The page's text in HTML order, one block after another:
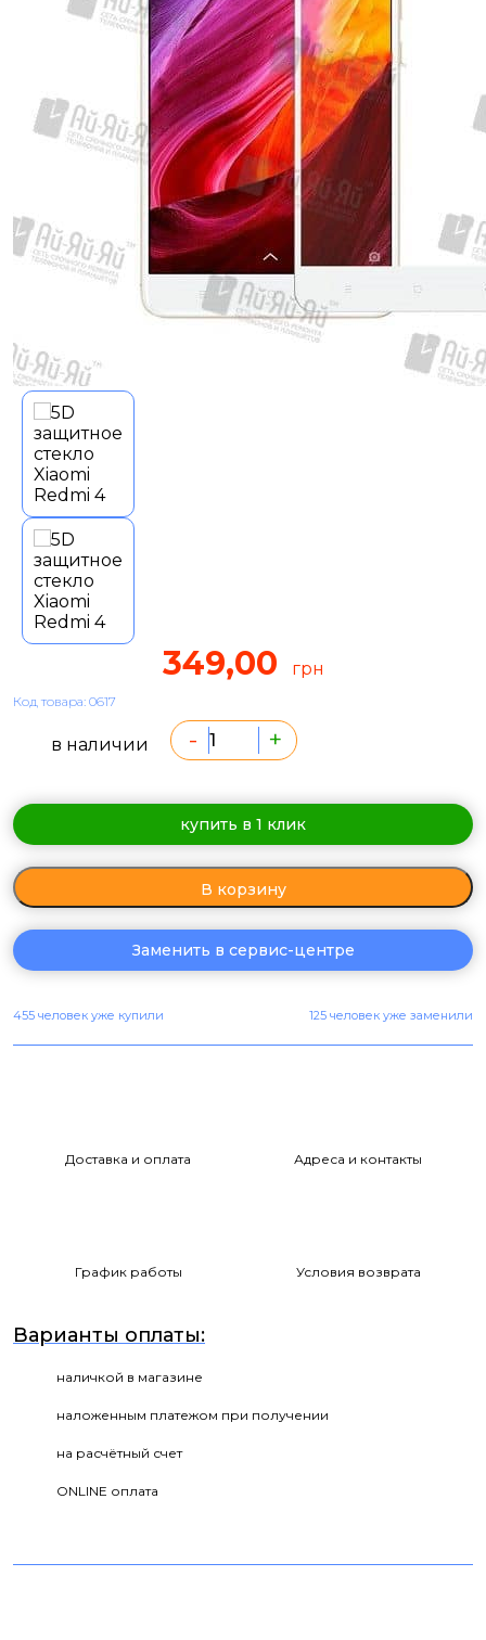
349,00 грн
Код товара: 0617
в наличии - +
купить в 1 клик
В корзину
Заменить в сервис-центре
455 человек уже купили 125 человек уже заменили
Доставка и оплата Адреса и контакты
График работы Условия возврата
Варианты оплаты:
наличкой в магазине
наложенным платежом при получении
на расчётный счет
ONLINE оплата